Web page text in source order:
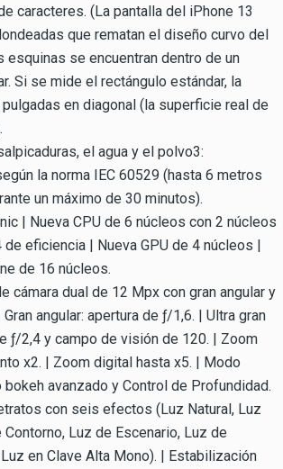
caracteres. (La pantalla del iPhone 13
que rematan el diseño curvo del
se encuentran dentro de un
Si se mide el rectángulo estándar, la
en diagonal (la superficie real de
el agua y el polvo3:
la norma IEC 60529 (hasta 6 metros
un máximo de 30 minutos).
| Nueva CPU de 6 núcleos con 2 núcleos
eficiencia | Nueva GPU de 4 núcleos |
de 16 núcleos.
cámara dual de 12 Mpx con gran angular y
angular: apertura de ƒ/1,6. | Ultra gran
ƒ/2,4 y campo de visión de 120. | Zoom
x2. | Zoom digital hasta x5. | Modo
avanzado y Control de Profundidad.
con seis efectos (Luz Natural, Luz
Luz de Escenario, Luz de
en Clave Alta Mono). | Estabilización